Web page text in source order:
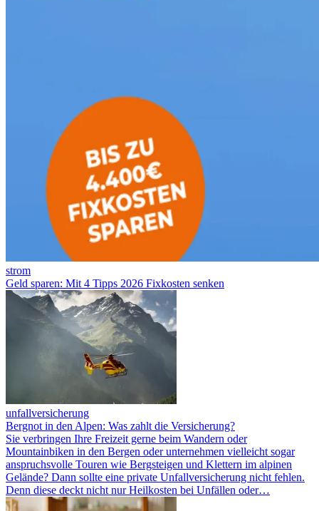
strom
Geld sparen: Mit 4 Tipps 2026 Fixkosten senken
unfallversicherung
Bergnot in den Alpen: Was zahlt die Versicherung?
Sie verbringen Ihre Freizeit gerne beim Wandern oder
Mountainbiken in den Bergen oder unternehmen vielleicht sogar
anspruchsvolle Touren wie Bergsteigen und Klettern im alpinen
Gelände? Dann sollte eine private Unfallversicherung nicht fehlen.
Denn diese deckt nicht nur Heilkosten bei Unfällen oder…